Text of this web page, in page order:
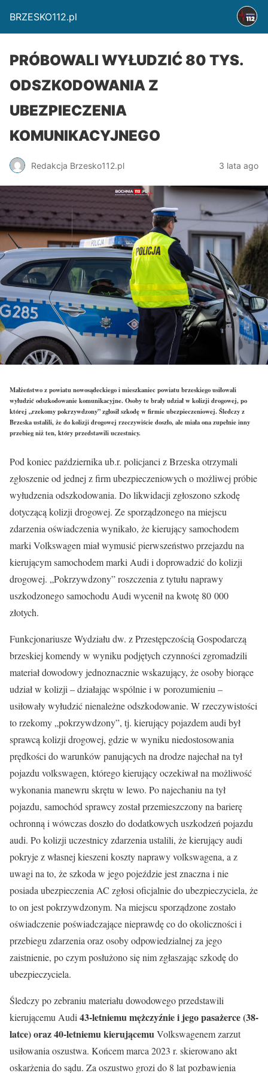
BRZESKO112.pl
PRÓBOWALI WYŁUDZIĆ 80 TYS.
ODSZKODOWANIA Z
UBEZPIECZENIA
KOMUNIKACYJNEGO
Redakcja Brzesko112.pl 3 lata ago
Małżeństwo z powiatu nowosądeckiego i mieszkaniec powiatu brzeskiego usiłowali
wyłudzić odszkodowanie komunikacyjne. Osoby te brały udział w kolizji drogowej, po
której „rzekomy pokrzywdzony” zgłosił szkodę w firmie ubezpieczeniowej. Śledczy z
Brzeska ustalili, że do kolizji drogowej rzeczywiście doszło, ale miała ona zupełnie inny
przebieg niż ten, który przedstawili uczestnicy.
Pod koniec października ub.r. policjanci z Brzeska otrzymali
zgłoszenie od jednej z firm ubezpieczeniowych o możliwej próbie
wyłudzenia odszkodowania. Do likwidacji zgłoszono szkodę
dotyczącą kolizji drogowej. Ze sporządzonego na miejscu
zdarzenia oświadczenia wynikało, że kierujący samochodem
marki Volkswagen miał wymusić pierwszeństwo przejazdu na
kierującym samochodem marki Audi i doprowadzić do kolizji
drogowej. „Pokrzywdzony” roszczenia z tytułu naprawy
uszkodzonego samochodu Audi wycenił na kwotę 80 000
złotych.
Funkcjonariusze Wydziału dw. z Przestępczością Gospodarczą
brzeskiej komendy w wyniku podjętych czynności zgromadzili
materiał dowodowy jednoznacznie wskazujący, że osoby biorące
udział w kolizji – działając wspólnie i w porozumieniu –
usiłowały wyłudzić nienależne odszkodowanie. W rzeczywistości
to rzekomy „pokrzywdzony”, tj. kierujący pojazdem audi był
sprawcą kolizji drogowej, gdzie w wyniku niedostosowania
prędkości do warunków panujących na drodze najechał na tył
pojazdu volkswagen, którego kierujący oczekiwał na możliwość
wykonania manewru skrętu w lewo. Po najechaniu na tył
pojazdu, samochód sprawcy został przemieszczony na barierę
ochronną i wówczas doszło do dodatkowych uszkodzeń pojazdu
audi. Po kolizji uczestnicy zdarzenia ustalili, że kierujący audi
pokryje z własnej kieszeni koszty naprawy volkswagena, a z
uwagi na to, że szkoda w jego pojeździe jest znaczna i nie
posiada ubezpieczenia AC zgłosi oficjalnie do ubezpieczyciela, że
to on jest pokrzywdzonym. Na miejscu sporządzone zostało
oświadczenie poświadczające nieprawdę co do okoliczności i
przebiegu zdarzenia oraz osoby odpowiedzialnej za jego
zaistnienie, po czym posłużono się nim zgłaszając szkodę do
ubezpieczyciela.
Śledczy po zebraniu materiału dowodowego przedstawili
kierującemu Audi 43-letniemu mężczyźnie i jego pasażerce (38-
latce) oraz 40-letniemu kierującemuVolkswagenem zarzut
usiłowania oszustwa. Końcem marca 2023 r. skierowano akt
oskarżenia do sądu. Za oszustwo grozi do 8 lat pozbawienia